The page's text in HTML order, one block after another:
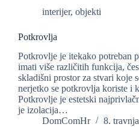
interijer, objekti
Potkrovlja
Potkrovlje je itekako potreban
imati više različitih funkcija,
skladišni prostor za stvari koje
nerjetko se potkrovlja koriste i
Potkrovlje je estetski
je izolacija…
DomComHr
8.